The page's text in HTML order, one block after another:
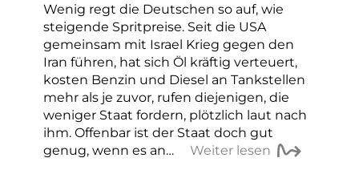
Wenig regt die Deutschen so auf, wie
steigende Spritpreise. Seit die USA
gemeinsam mit Israel Krieg gegen den
Iran führen, hat sich Öl kräftig verteuert,
kosten Benzin und Diesel an Tankstellen
mehr als je zuvor, rufen diejenigen, die
weniger Staat fordern, plötzlich laut nach
ihm. Offenbar ist der Staat doch gut
genug, wenn es an…
Weiter lesen